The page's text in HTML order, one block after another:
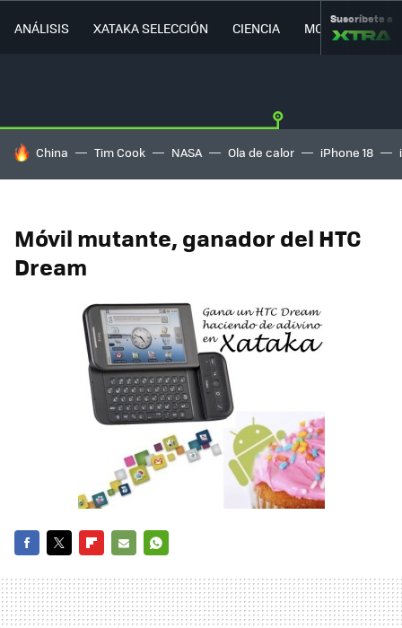
ANÁLISIS XATAKA SELECCIÓN CIENCIA MOVILIDAD
Suscríbete a
HOY SE HABLA DE
China Tim Cook NASA Ola de calor iPhone 18
Móvil mutante, ganador del HTC
Dream
MAIL